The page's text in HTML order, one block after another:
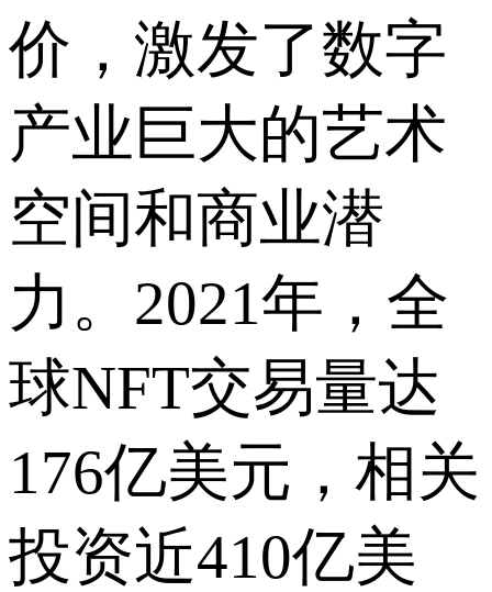
价，激发了数字
产业巨大的艺术
空间和商业潜
力。2021年，全
球NFT交易量达
176亿美元，相关
投资近410亿美